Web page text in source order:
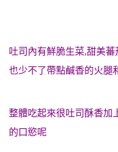
吐司內有鮮脆生菜,甜美
也少不了帶點鹹香的火腿
整體吃起來很吐司酥香加
的口慾呢